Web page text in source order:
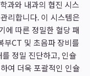
과와 내과의 협진 시스
리합니다. 이 시스템은
에 따른 정밀한 혈당 패
부CT 및 초음파 장비를
정밀 진단하고, 인슐
여 더욱 포괄적인 인슐